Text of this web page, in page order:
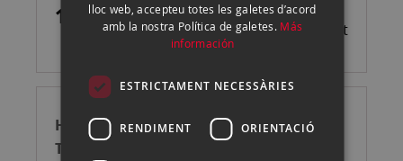
1.299,00 € Esgotat
HOLLYLAND PYRO 5 4K MONITOR
TRANSCEPTOR INALÁMBRICO
CATALAN
lloc web, accepteu totes les galetes d’acord
amb la nostra Política de galetes. Más
información
ESTRICTAMENT NECESSÀRIES
RENDIMENT ORIENTACIÓ